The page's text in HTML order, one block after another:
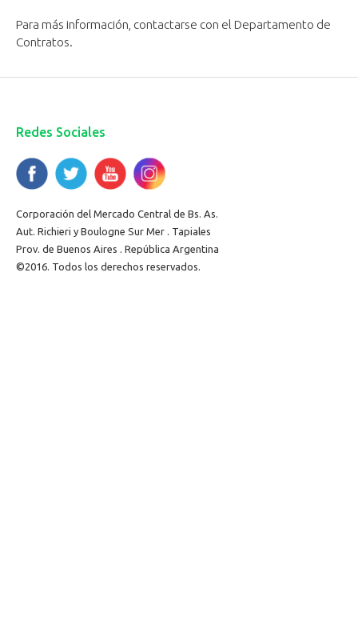
Para más información, contactarse con el Departamento de
Contratos.
Redes Sociales
Corporación del Mercado Central de Bs. As.
Aut. Richieri y Boulogne Sur Mer . Tapiales
Prov. de Buenos Aires . República Argentina
©2016. Todos los derechos reservados.